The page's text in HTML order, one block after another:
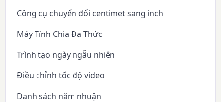
Công cụ chuyển đổi centimet sang inch
Máy Tính Chia Đa Thức
Trình tạo ngày ngẫu nhiên
Điều chỉnh tốc độ video
Danh sách năm nhuận